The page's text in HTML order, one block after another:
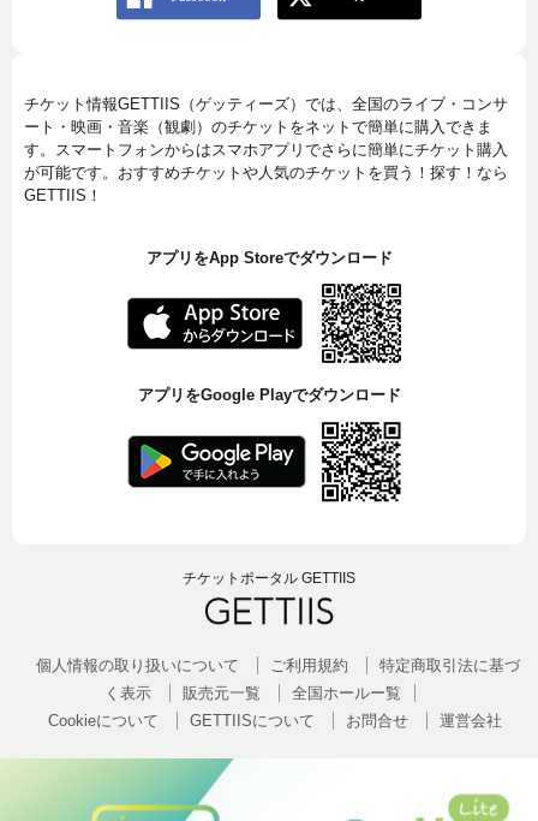
チケット情報GETTIIS（ゲッティーズ）では、全国のライブ・コンサ
ート・映画・音楽（観劇）のチケットをネットで簡単に購入できま
す。スマートフォンからはスマホアプリでさらに簡単にチケット購入
が可能です。おすすめチケットや人気のチケットを買う！探す！なら
GETTIIS！
アプリをApp Storeでダウンロード
アプリをGoogle Playでダウンロード
チケットポータル GETTIIS
個人情報の取り扱いについて ご利用規約
特定商取引法に基づ
く表示
販売元一覧
全国ホールー覧
Cookieについて
GETTIISについて お問合せ 運営会社